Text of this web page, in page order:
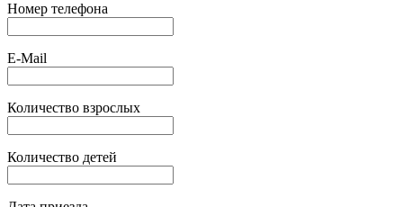
Номер телефона
E-Mail
Количество взрослых
Количество детей